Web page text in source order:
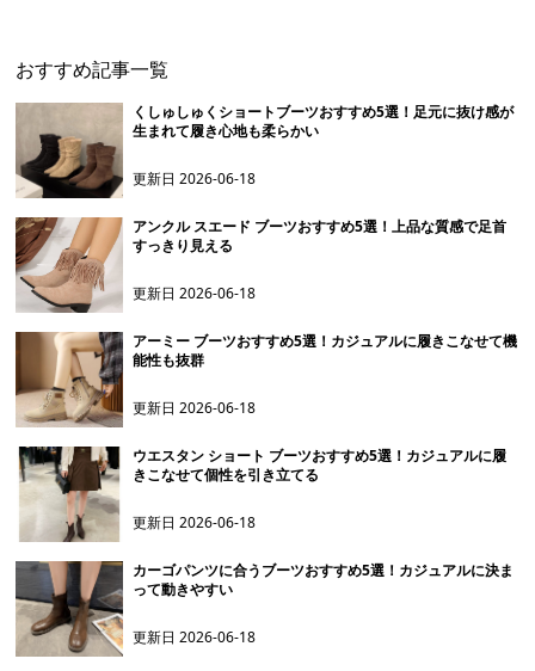
おすすめ記事一覧
くしゅしゅくショートブーツおすすめ5選！足元に抜け感が
生まれて履き心地も柔らかい
更新日2026-06-18
アンクル スエード ブーツおすすめ5選！上品な質感で足首
すっきり見える
更新日2026-06-18
アーミー ブーツおすすめ5選！カジュアルに履きこなせて機
能性も抜群
更新日2026-06-18
ウエスタン ショート ブーツおすすめ5選！カジュアルに履
きこなせて個性を引き立てる
更新日2026-06-18
カーゴパンツに合うブーツおすすめ5選！カジュアルに決ま
って動きやすい
更新日2026-06-18